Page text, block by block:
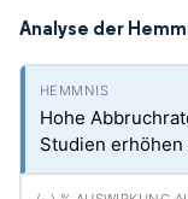
Analyse der
Hohe
Studien